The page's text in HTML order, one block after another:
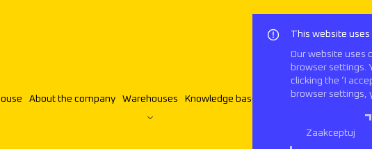
This website uses
Our website uses
browser settings.
clicking the ‘I
browser settings,
Zaakceptuj
About the company Warehouses Knowledge base Contact English
Pożar, ryzyko i decyzje. Jak naprawdę wygląda zarządzanie magazynami? |